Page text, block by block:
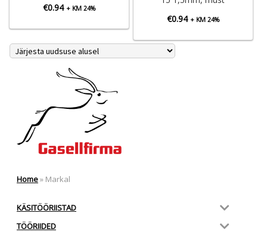
€0.94 + KM 24%
€0.94 + KM 24%
Home» Markal
KÄSITÖÖRIISTAD
TÖÖRIIDED